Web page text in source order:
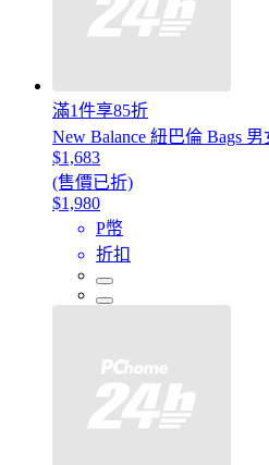
滿1件享85折
New Balance 紐巴倫 Bags
$1,683
(售價已折)
$1,980
P幣
折扣